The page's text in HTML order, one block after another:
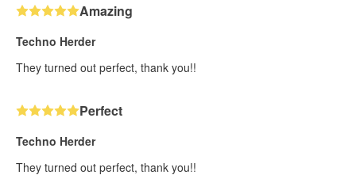
Amazing
Techno Herder
They turned out perfect, thank you!!
Perfect
Techno Herder
They turned out perfect, thank you!!